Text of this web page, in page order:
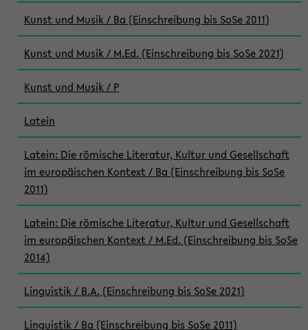
Kunst und Musik / Ba (Einschreibung bis SoSe 2011)
Kunst und Musik / M.Ed. (Einschreibung bis SoSe 2021)
Kunst und Musik / P
Latein
Latein: Die römische Literatur, Kultur und Gesellschaft
im europäischen Kontext / Ba (Einschreibung bis SoSe
2011)
Latein: Die römische Literatur, Kultur und Gesellschaft
im europäischen Kontext / M.Ed. (Einschreibung bis SoSe
2014)
Linguistik / B.A. (Einschreibung bis SoSe 2021)
Linguistik / Ba (Einschreibung bis SoSe 2011)